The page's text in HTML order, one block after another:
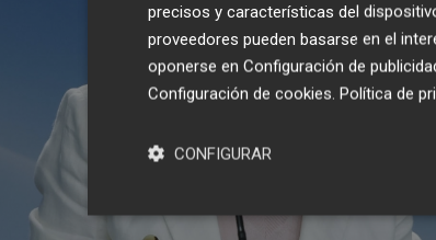
precisos y características del
proveedores pueden basarse en el
oponerse en Configuración de
Configuración de cookies. Política de
CONFIGURAR